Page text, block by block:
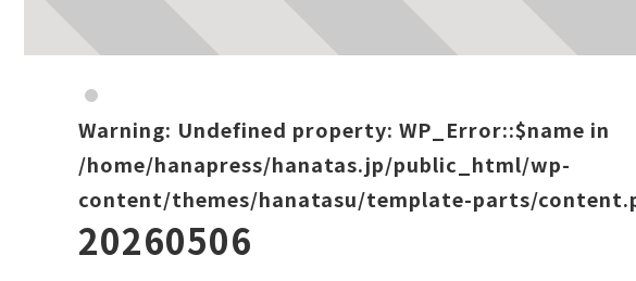
Warning: Undefined property: WP_Error::$name in
/home/hanapress/hanatas.jp/public_html/wp-
content/themes/hanatasu/template-parts/
20260506